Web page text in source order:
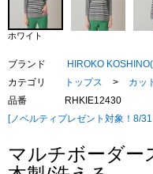
ホワイト
ブランド
HIROKO
カテゴリ
トップス >
カッ
品番
RHKIE12430
[ノベルティプレゼント対象！8/
マルチボーダー